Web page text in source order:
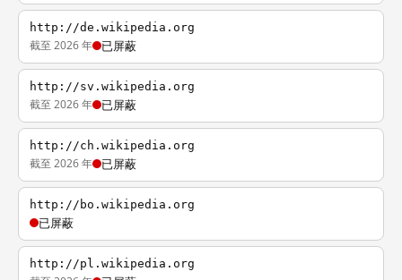
http://de.wikipedia.org
截至 2026 年 已屏蔽
http://sv.wikipedia.org
截至 2026 年 已屏蔽
http://ch.wikipedia.org
截至 2026 年 已屏蔽
http://bo.wikipedia.org
已屏蔽
http://pl.wikipedia.org